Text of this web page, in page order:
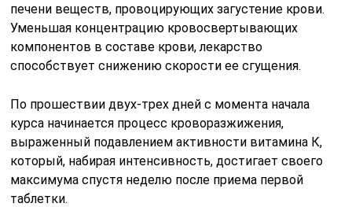
печени веществ, провоцирующих загустение крови.
Уменьшая концентрацию кровосвертывающих
компонентов в составе крови, лекарство
способствует снижению скорости ее сгущения.
По прошествии двух-трех дней с момента начала
курса начинается процесс кроворазжижения,
выраженный подавлением активности витамина К,
который, набирая интенсивность, достигает своего
максимума спустя неделю после приема первой
таблетки.